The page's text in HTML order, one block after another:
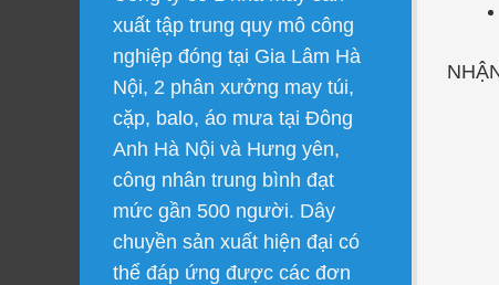
xuất tập trung quy mô công
nghiệp đóng tại Gia Lâm Hà
Nội, 2 phân xưởng may túi,
cặp, balo, áo mưa tại Đông
Anh Hà Nội và Hưng yên,
công nhân trung bình đạt
mức gần 500 người. Dây
chuyền sản xuất hiện đại có
thể đáp ứng được các đơn